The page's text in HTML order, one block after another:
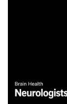
ಎಲೆಕ್ಟ್ರಿಕ್
ಇತ್ತೀಚಿನ
ಉಳಿತಾಯ